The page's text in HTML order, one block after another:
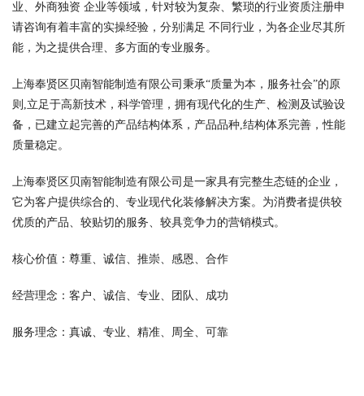
业、外商独资 企业等领域，针对较为复杂、繁琐的行业资质注册申
请咨询有着丰富的实操经验，分别满足 不同行业，为各企业尽其所
能，为之提供合理、多方面的专业服务。
上海奉贤区贝南智能制造有限公司秉承“质量为本，服务社会”的原
则,立足于高新技术，科学管理，拥有现代化的生产、检测及试验设
备，已建立起完善的产品结构体系，产品品种,结构体系完善，性能
质量稳定。
上海奉贤区贝南智能制造有限公司是一家具有完整生态链的企业，
它为客户提供综合的、专业现代化装修解决方案。为消费者提供较
优质的产品、较贴切的服务、较具竞争力的营销模式。
核心价值：尊重、诚信、推崇、感恩、合作
经营理念：客户、诚信、专业、团队、成功
服务理念：真诚、专业、精准、周全、可靠